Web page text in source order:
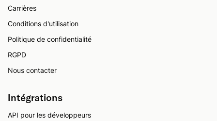
Carrières
Conditions d'utilisation
Politique de confidentialité
RGPD
Nous contacter
Intégrations
API pour les développeurs